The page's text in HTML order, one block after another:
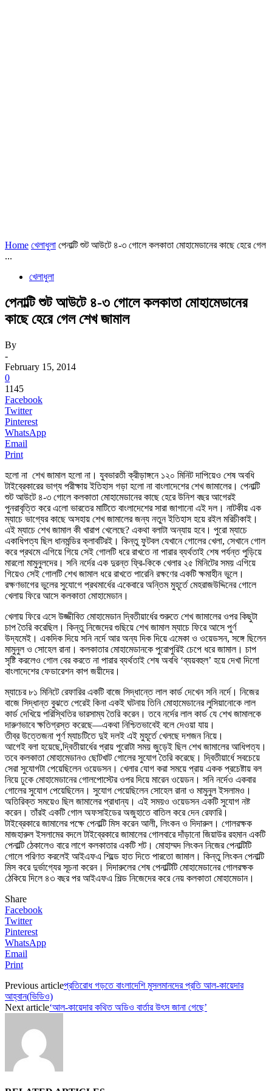
Home খেলাধুলা পেনাল্টি শুট আউটে ৪-৩ গোলে কলকাতা মোহামেডানের কাছে হেরে গেল
...
খেলাধুলা
পেনাল্টি শুট আউটে ৪-৩ গোলে কলকাতা মোহামেডানের
কাছে হেরে গেল শেখ জামাল
By
-
February 15, 2014
0
1145
Facebook
Twitter
Pinterest
WhatsApp
Email
Print
হলো না শেখ জামাল হলো না। যুবভারতী ক্রীড়াঙ্গনে ১২০ মিনিট দাপিয়েও শেষ অবধি
টাইব্রেকারের ভাগ্য পরীক্ষায় ইতিহাস গড়া হলো না বাংলাদেশের শেখ জামালের। পেনাল্টি
শুট আউটে ৪-৩ গোলে কলকাতা মোহামেডানের কাছে হেরে উনিশ বছর আগেরই
পুনরাবৃত্তি করে এলো ভারতের মাটিতে বাংলাদেশের সারা জাগানো এই দল। নাটকীয় এক
ম্যাচে ভাগ্যের কাছে অসহায় শেখ জামালের জন্য নতুন ইতিহাস হয়ে রইল মরিচীকাই।
এই ম্যাচে শেখ জামাল কী খারাপ খেলেছে? একথা বলাটা অন্যায় হবে। পুরো ম্যাচে
একাধিপত্য ছিল ধানমন্ডির ক্লাবটিরই। কিন্তু ফুটবল যেখানে গোলের খেলা, সেখানে গোল
করে প্রথমে এগিয়ে গিয়ে সেই গোলটি ধরে রাখতে না পারার ব্যর্থতাই শেষ পর্যন্ত পুড়িয়ে
মারলো মামুনুলদের। সনি নর্দের এক দুরন্ত ফ্রি-কিকে খেলার ২৫ মিনিটের সময় এগিয়ে
গিয়েও সেই গোলটি শেখ জামাল ধরে রাখতে পারেনি রক্ষণের একটি ক্ষমাহীন ভুলে।
রক্ষণভাগের ভুলের সুযোগে প্রথমার্ধের একেবারে অন্তিম মুহূর্তে মেহরাজউদ্দিনের গোলে
খেলায় ফিরে আসে কলকাতা মোহামেডান।
খেলায় ফিরে এসে উজ্জীবিত মোহামেডান দ্বিতীয়ার্ধের শুরুতে শেখ জামালের ওপর কিছুটা
চাপ তৈরি করেছিল। কিন্তু নিজেদের গুছিয়ে শেখ জামাল ম্যাচে ফিরে আসে পুর্ণ
উদ্যমেই। একদিক দিয়ে সনি নর্দে আর অন্য দিক দিয়ে এমেকা ও ওয়েডসন, সঙ্গে ছিলেন
মামুনুল ও সোহেল রানা। কলকাতার মোহামেডানকে পুরোপুরিই চেপে ধরে জামাল। চাপ
সৃষ্টি করলেও গোল বের করতে না পারার ব্যর্থতাই শেষ অবধি ‘ব্যয়বহুল’ হয়ে দেখা দিলো
বাংলাদেশের ফেডারেশন কাপ জয়ীদের।
ম্যাচের ৮১ মিনিটে রেফারির একটি বাজে সিদ্ধান্তে লাল কার্ড দেখেন সনি নর্দে। নিজের
বাজে সিদ্ধান্ত বুঝতে পেরেই কিনা একই ঘটনায় তিনি মোহামেডানের লুসিয়ানোকে লাল
কার্ড দেখিয়ে পরিস্থিতির ভারসাম্য তৈরি করেন। তবে নর্দের লাল কার্ড যে শেখ জামালকে
দারুণভাবে ক্ষতিগ্রস্ত করেছে—একথা নিশ্চিতভাবেই বলে দেওয়া যায়।
তীব্র উত্তেজনা পূর্ণ ম্যাচটিতে দুই দলই এই মুহূর্তে খেলছে দশজন নিয়ে।
আগেই বলা হয়েছে,দ্বিতীয়ার্ধের প্রায় পুরোটা সময় জুড়েই ছিল শেখ জামালের আধিপত্য।
তবে কলকাতা মোহামেডানও ছোটখাট গোলের সুযোগ তৈরি করেছে। দ্বিতীয়ার্ধে সবচেয়ে
সেরা সুযোগটা পেয়েছিলেন ওয়েডসন। খেলার যোগ করা সময়ে প্রায় একক প্রচেষ্টায় বল
নিয়ে ঢুকে মোহামেডানের গোলপোস্টের ওপর দিয়ে মারেন ওয়েডন। সনি নর্দেও একবার
গোলের সুযোগ পেয়েছিলেন। সুযোগ পেয়েছিলেন সোহেল রানা ও মামুনুল ইসলামও।
অতিরিক্ত সময়েও ছিল জামালের প্রাধান্য। এই সময়ও ওয়েডসন একটি সুযোগ নষ্ট
করেন। তাঁরই একটি গোল অফসাইডের অজুহাতে বাতিল করে দেন রেফারি।
টাইব্রেকারে জামালের পক্ষে পেনাল্টি মিস করেন আলী, লিংকন ও দিদারুল। গোলরক্ষক
মাজহারুল ইসলামের বদলে টাইব্রেকারে জামালের গোলবারে দাঁড়ানো জিয়াউর রহমান একটি
পেনাল্টি ঠেকালেও বারে লাগে কলকাতার একটি শট। মোহাম্মদ লিংকন নিজের পেনাল্টিটি
গোলে পরিণত করলেই আইএফএ শিল্ডে হাত দিতে পারতো জামাল। কিন্তু লিংকন পেনাল্টি
মিস করে দুর্ভাগ্যের সূচনা করেন। দিদারুলের শেষ পেনাল্টিটি মোহামেডানের গোলরক্ষক
ঠেকিয়ে দিলে ৪৩ বছর পর আইএফএ শিল্ড নিজেদের করে নেয় কলকাতা মোহামেডান।
Share
Facebook
Twitter
Pinterest
WhatsApp
Email
Print
Previous articleপ্রতিরোধ গড়তে বাংলাদেশি মুসলমানদের প্রতি আল-কায়েদার
আহ্বান(ভিডিও)
Next article‘আল-কায়েদার কথিত অডিও বার্তার উৎস জানা গেছে’